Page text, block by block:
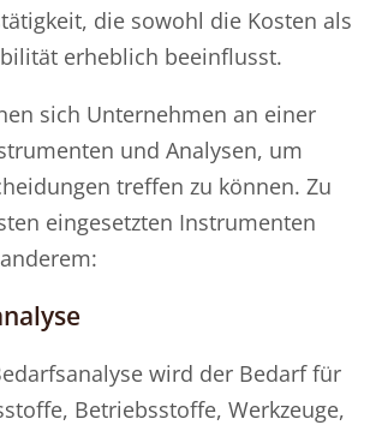
die sowohl die Kosten als
erheblich beeinflusst.
sich Unternehmen an einer
und Analysen, um
treffen zu können. Zu
eingesetzten Instrumenten
wird der Bedarf für
Betriebsstoffe, Werkzeuge,